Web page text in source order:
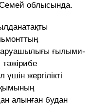
облысында.
ғылыми-
жергілікті
алынған будан